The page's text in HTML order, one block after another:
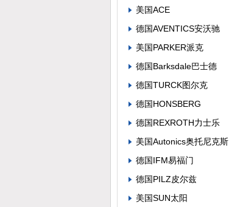
美国ACE
德国AVENTICS安沃驰
美国PARKER派克
德国Barksdale巴士德
德国TURCK图尔克
德国HONSBERG
德国REXROTH力士乐
美国Autonics奥托尼克斯
德国IFM易福门
德国PILZ皮尔兹
美国SUN太阳